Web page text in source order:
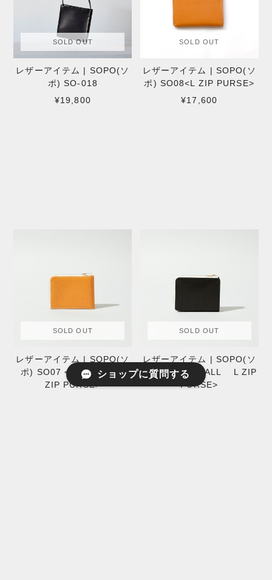
SOLD OUT
レザーアイテム | SOPO(ソ
ポ) SO-018
¥19,800
SOLD OUT
レザーアイテム | SOPO(ソ
ポ) SO08<L ZIP PURSE>
¥17,600
SOLD OUT
レザーアイテム | SOPO(ソ
ポ) SO07 <BILLFOLD L
ZIP PURSE>
SOLD OUT
レザーアイテム | SOPO(ソ
ポ) SO06 <SMALL L ZIP
PURSE>
ショップに質問する